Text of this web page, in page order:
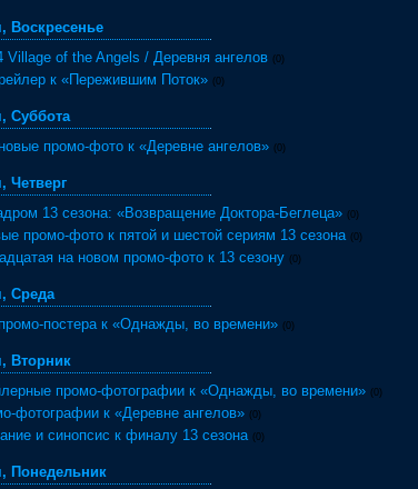
Воскресенье
Village of the Angels / Деревня ангелов (0)
к «Пережившим Поток» (0)
Суббота
промо-фото к «Деревне ангелов» (0)
Четверг
13 сезона: «Возвращение Доктора-Беглеца» (0)
промо-фото к пятой и шестой сериям 13 сезона (0)
на новом промо-фото к 13 сезону (0)
Среда
постера к «Однажды, во времени» (0)
Вторник
промо-фотографии к «Однажды, во времени» (0)
фотографии к «Деревне ангелов» (0)
и синопсис к финалу 13 сезона (0)
Понедельник